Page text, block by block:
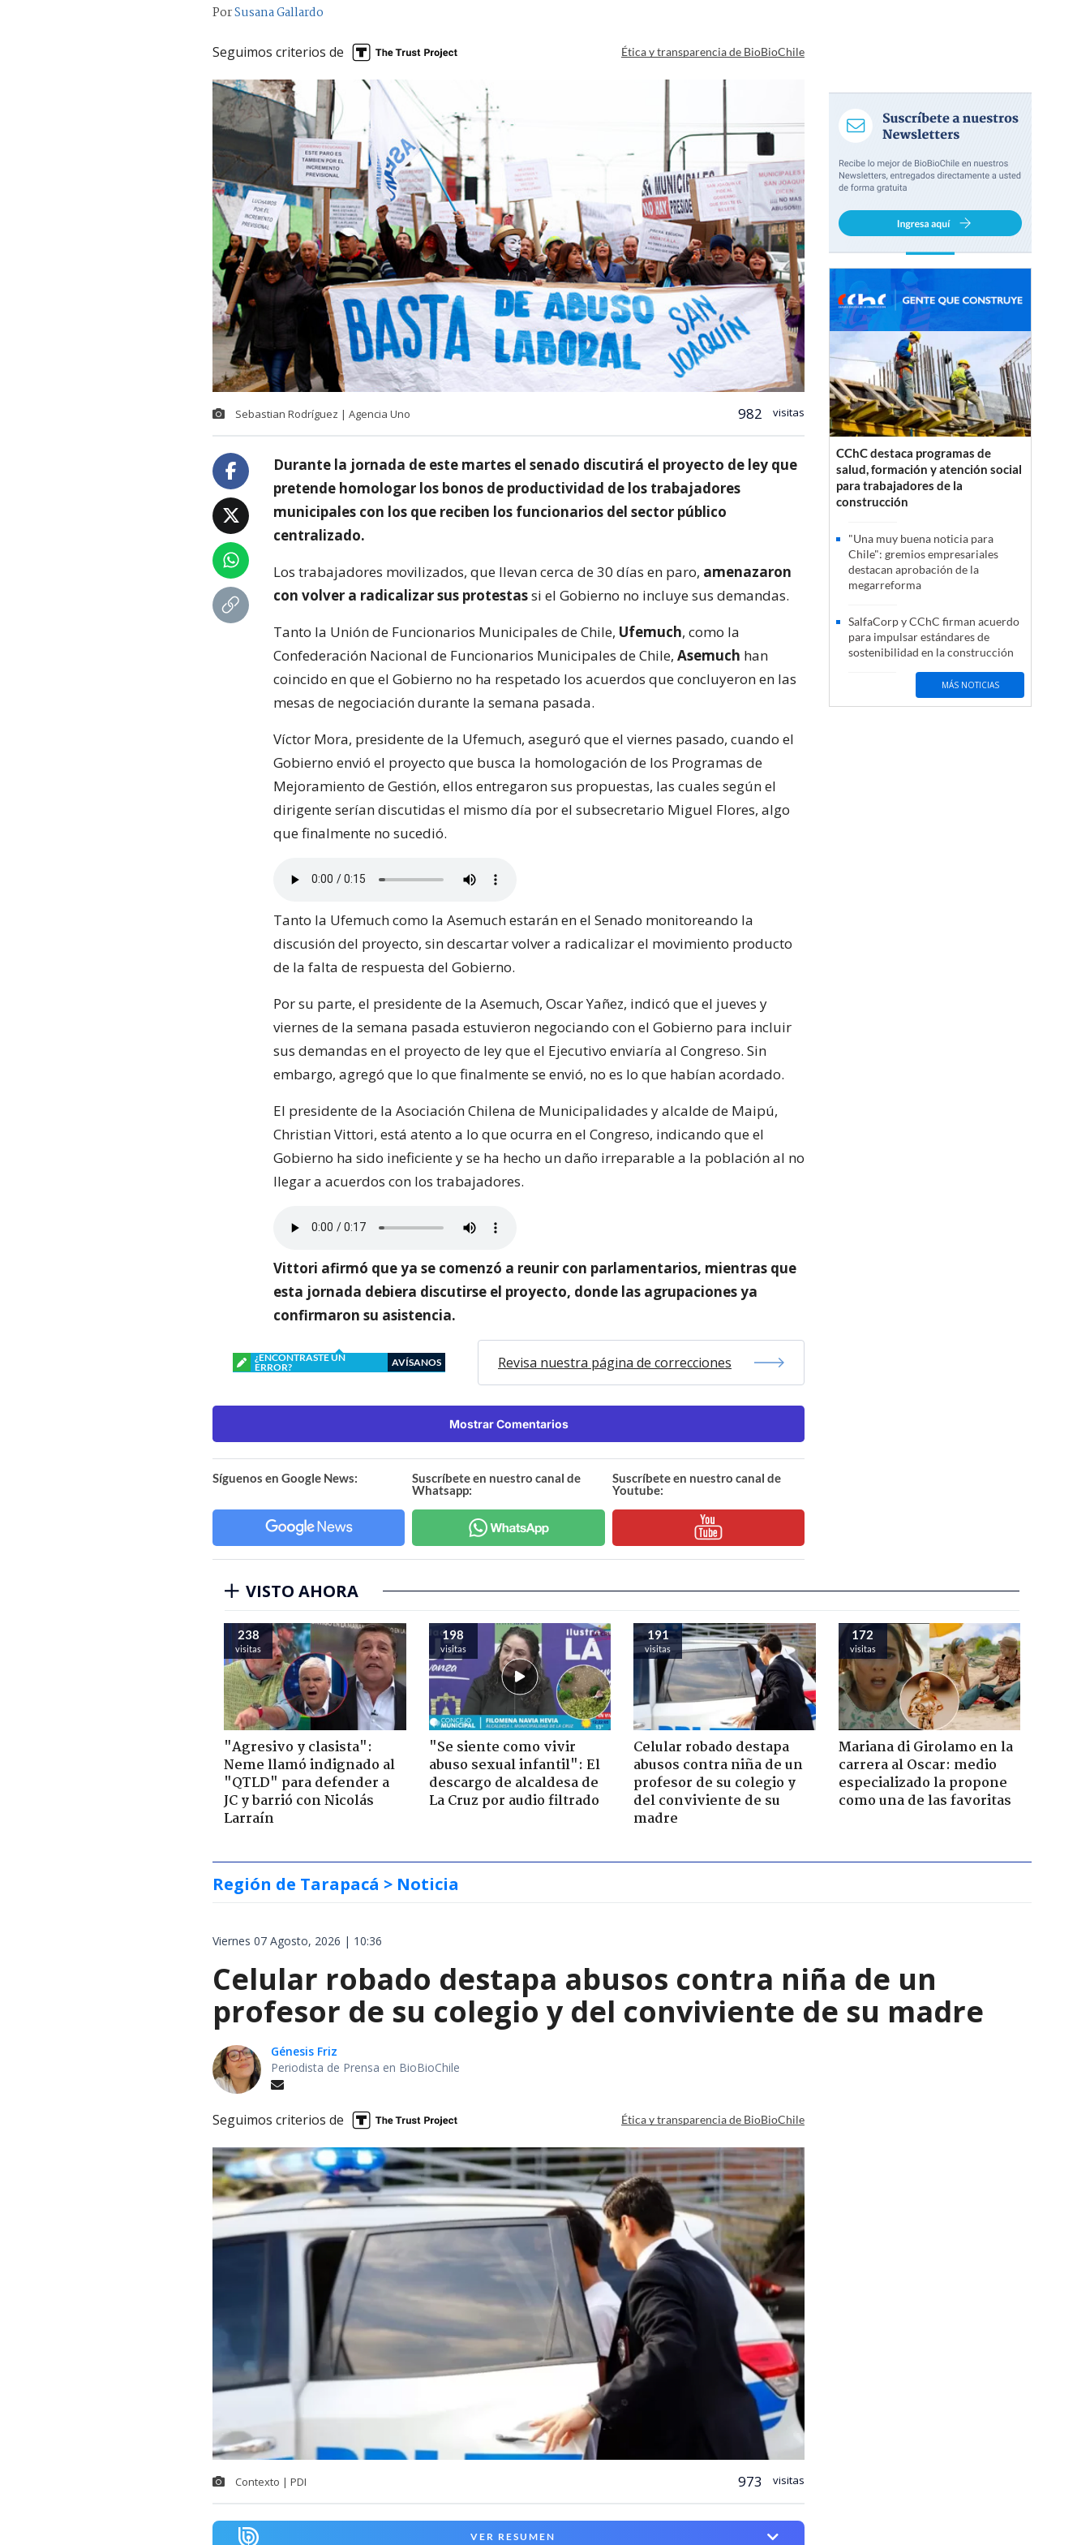
PorSusana Gallardo
Seguimos criterios de Ética y transparencia de BioBioChile
Sebastian Rodríguez | Agencia Uno 982 visitas
Durante la jornada de este martes el senado discutirá el proyecto de ley que
pretende homologar los bonos de productividad de los trabajadores
municipales con los que reciben los funcionarios del sector público
centralizado.
Los trabajadores movilizados, que llevan cerca de 30 días en paro, amenazaron
con volver a radicalizar sus protestassi el Gobierno no incluye sus demandas.
Tanto la Unión de Funcionarios Municipales de Chile, Ufemuch, como la
Confederación Nacional de Funcionarios Municipales de Chile, Asemuch han
coincido en que el Gobierno no ha respetado los acuerdos que concluyeron en las
mesas de negociación durante la semana pasada.
Víctor Mora, presidente de la Ufemuch, aseguró que el viernes pasado, cuando el
Gobierno envió el proyecto que busca la homologación de los Programas de
Mejoramiento de Gestión, ellos entregaron sus propuestas, las cuales según el
dirigente serían discutidas el mismo día por el subsecretario Miguel Flores, algo
que finalmente no sucedió.
Tanto la Ufemuch como la Asemuch estarán en el Senado monitoreando la
discusión del proyecto, sin descartar volver a radicalizar el movimiento producto
de la falta de respuesta del Gobierno.
Por su parte, el presidente de la Asemuch, Oscar Yañez, indicó que el jueves y
viernes de la semana pasada estuvieron negociando con el Gobierno para incluir
sus demandas en el proyecto de ley que el Ejecutivo enviaría al Congreso. Sin
embargo, agregó que lo que finalmente se envió, no es lo que habían acordado.
El presidente de la Asociación Chilena de Municipalidades y alcalde de Maipú,
Christian Vittori, está atento a lo que ocurra en el Congreso, indicando que el
Gobierno ha sido ineficiente y se ha hecho un daño irreparable a la población al no
llegar a acuerdos con los trabajadores.
Vittori afirmó que ya se comenzó a reunir con parlamentarios, mientras que
esta jornada debiera discutirse el proyecto, donde las agrupaciones ya
confirmaron su asistencia.
¿ENCONTRASTE UN
ERROR?
AVÍSANOS Revisa nuestra página de correcciones
Mostrar Comentarios
Síguenos en Google News:
Suscríbete en nuestro canal de
Whatsapp:
Suscríbete en nuestro canal de
Youtube:
CChC destaca programas de
salud, formación y atención social
para trabajadores de la
construcción
"Una muy buena noticia para
Chile": gremios empresariales
destacan aprobación de la
megarreforma
SalfaCorp y CChC firman acuerdo
para impulsar estándares de
sostenibilidad en la construcción
MÁS NOTICIAS
VISTO AHORA
238
visitas
"Agresivo y clasista":
Neme llamó indignado al
"QTLD" para defender a
JC y barrió con Nicolás
Larraín
198
visitas
"Se siente como vivir
abuso sexual infantil": El
descargo de alcaldesa de
La Cruz por audio filtrado
191
visitas
Celular robado destapa
abusos contra niña de un
profesor de su colegio y
del conviviente de su
madre
172
visitas
Mariana di Girolamo en la
carrera al Oscar: medio
especializado la propone
como una de las favoritas
Región de Tarapacá > Noticia
Viernes 07 Agosto, 2026 | 10:36
Celular robado destapa abusos contra niña de un
profesor de su colegio y del conviviente de su madre
Génesis Friz
Periodista de Prensa en BioBioChile
Seguimos criterios de Ética y transparencia de BioBioChile
Contexto | PDI 973 visitas
VER RESUMEN